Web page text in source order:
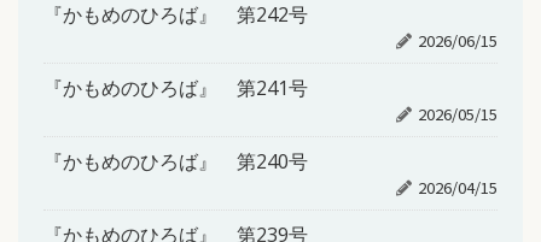
『かもめのひろば』 第242号
2026/06/15
『かもめのひろば』 第241号
2026/05/15
『かもめのひろば』 第240号
2026/04/15
『かもめのひろば』 第239号